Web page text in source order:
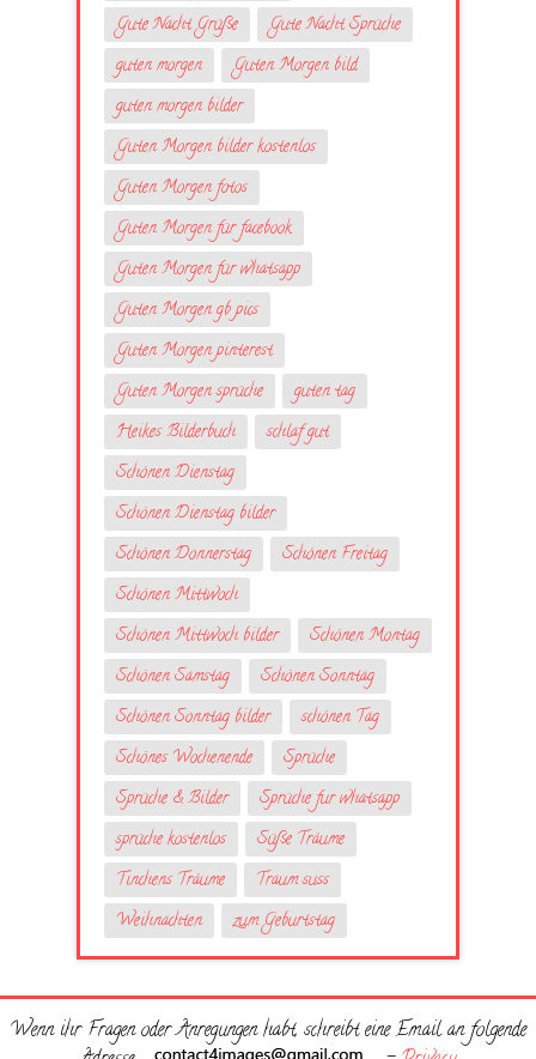
Gute Nacht Grüße
Gute Nacht Sprüche
guten morgen
Guten Morgen bild
guten morgen bilder
Guten Morgen bilder kostenlos
Guten Morgen fotos
Guten Morgen für facebook
Guten Morgen für whatsapp
Guten Morgen gb pics
Guten Morgen pinterest
Guten Morgen sprüche
guten tag
Heikes Bilderbuch
schlaf gut
Schönen Dienstag
Schönen Dienstag bilder
Schönen Donnerstag
Schönen Freitag
Schönen Mittwoch
Schönen Mittwoch bilder
Schönen Montag
Schönen Samstag
Schönen Sonntag
Schönen Sonntag bilder
schönen Tag
Schönes Wochenende
Sprüche
Sprüche & Bilder
Sprüche fur whatsapp
sprüche kostenlos
Süße Träume
Tinchens Träume
Traum suss
Weihnachten
zum Geburtstag
Wenn ihr Fragen oder Anregungen habt, schreibt eine Email an folgende